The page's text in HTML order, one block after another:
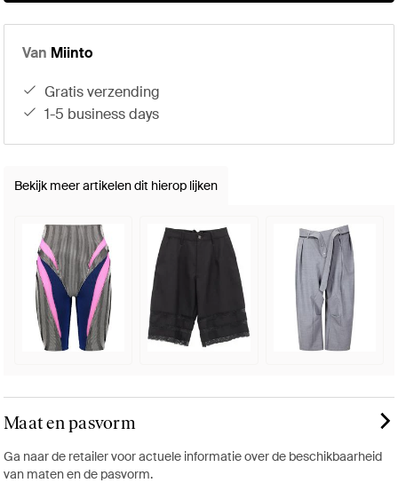
Van Miinto
gratis verzending
1-5 business days
Bekijk meer artikelen dit hierop lijken
Maat en pasvorm
Ga naar de retailer voor actuele informatie over de beschikbaarheid
van maten en de pasvorm.